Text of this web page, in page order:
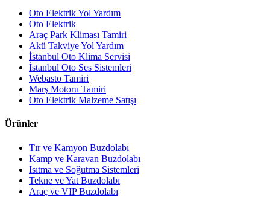
Oto Elektrik Yol Yardım
Oto Elektrik
Araç Park Kliması Tamiri
Akü Takviye Yol Yardım
İstanbul Oto Klima Servisi
İstanbul Oto Ses Sistemleri
Webasto Tamiri
Marş Motoru Tamiri
Oto Elektrik Malzeme Satışı
Ürünler
Tır ve Kamyon Buzdolabı
Kamp ve Karavan Buzdolabı
Isıtma ve Soğutma Sistemleri
Tekne ve Yat Buzdolabı
Araç ve VIP Buzdolabı